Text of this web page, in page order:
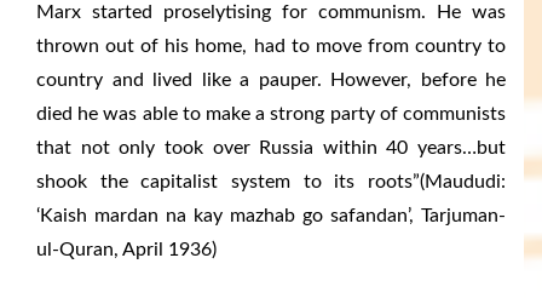
Marx started proselytising for communism. He was
thrown out of his home, had to move from country to
country and lived like a pauper. However, before he
died he was able to make a strong party of communists
that not only took over Russia within 40 years…but
shook the capitalist system to its roots”(Maududi:
‘Kaish mardan na kay mazhab go safandan’, Tarjuman-
ul-Quran, April 1936)